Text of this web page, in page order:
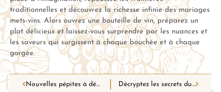
traditionnelles et découvrez la richesse infinie des mariages
mets-vins. Alors ouvrez une bouteille de vin, préparez un
plat délicieux et laissez-vous surprendre par les nuances et
les saveurs qui surgissent à chaque bouchée et à chaque
gorgée.
Nouvelles pépites à déboucher : découvrez les vins qui surprennent et enchantent Décryptez les secrets du vin : astuces inédites pour faire le bon choix